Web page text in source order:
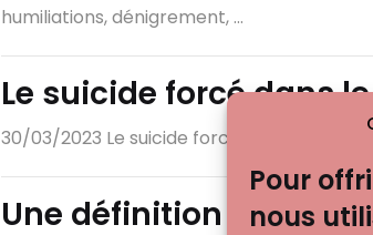
Pour
nous
humiliations, dénigrement, ...
Le suicide forcé dans
30/03/2023 Le suicide forcé dans le droit
Une définition du